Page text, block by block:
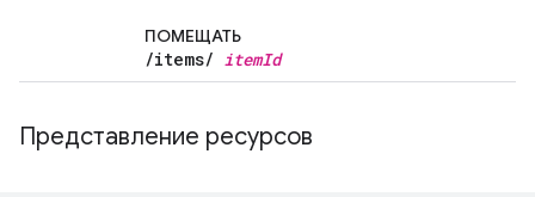
ПОМЕЩАТЬ
/items/ itemId
Представление ресурсов